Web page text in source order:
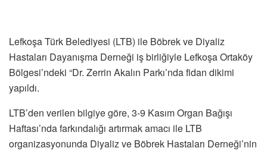
Lefkoşa Türk Belediyesi (LTB) ile Böbrek ve Diyaliz
Hastaları Dayanışma Derneği iş birliğiyle Lefkoşa Ortaköy
Bölgesi’ndeki “Dr. Zerrin Akalın Parkı’nda fidan dikimi
yapıldı.
LTB’den verilen bilgiye göre, 3-9 Kasım Organ Bağışı
Haftası’nda farkındalığı artırmak amacı ile LTB
organizasyonunda Diyaliz ve Böbrek Hastaları Derneği’nin